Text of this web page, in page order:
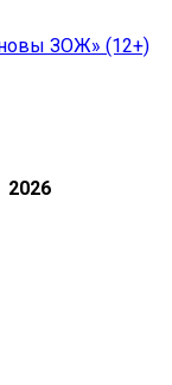
ЗОЖ» (12+)
2026